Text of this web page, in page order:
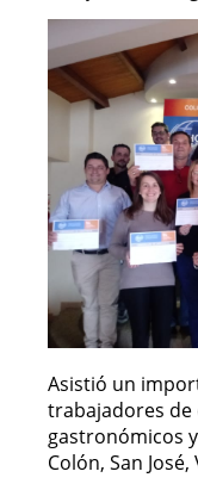
Asistió un
trabajadores
gastronómicos
Colón, San